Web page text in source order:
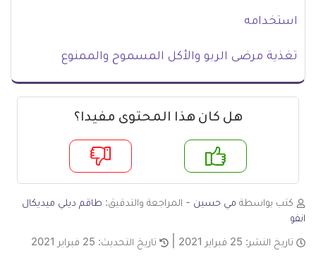
استخدامه
تغذية مرضى الربو والأكل المسموح والممنوع
هل كان هذا المحتوى مفيدا؟
لا
كتب بواسطة مي حسين - المراجعة والتدقيق: طاقم ديلي ميديكال
انفو
تاريخ النشر: 25 فبراير 2021 تاريخ التحديث: 25 فبراير 2021